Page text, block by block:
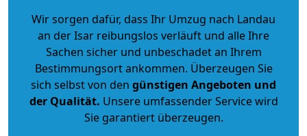
Wir sorgen dafür, dass Ihr Umzug nach Landau
an der Isar reibungslos verläuft und alle Ihre
Sachen sicher und unbeschadet an Ihrem
Bestimmungsort ankommen. Überzeugen Sie
sich selbst von den günstigen Angeboten und
der Qualität. Unsere umfassender Service wird
Sie garantiert überzeugen.